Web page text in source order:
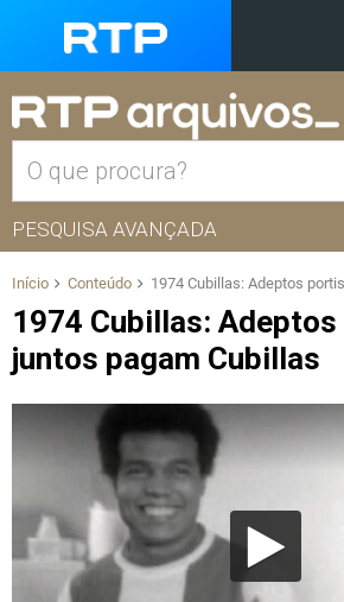
PESQUISA AVANÇADA
Início Conteúdo 1974 Cubillas: Adeptos
1974 Cubillas:
juntos pagam Cubillas